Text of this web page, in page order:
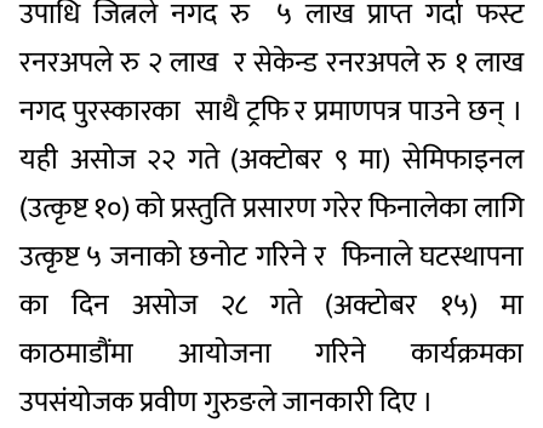
उपाधि जित्नले नगद रु ५ लाख प्राप्त गर्दा फस्ट
रनरअपले रु २ लाख र सेकेन्ड रनरअपले रु १ लाख
नगद पुरस्कारका साथै ट्रफि र प्रमाणपत्र पाउने छन् ।
यही असोज २२ गते (अक्टोबर ९ मा) सेमिफाइनल
(उत्कृष्ट १०) को प्रस्तुति प्रसारण गरेर फिनालेका लागि
उत्कृष्ट ५ जनाको छनोट गरिने र फिनाले घटस्थापना
का दिन असोज २८ गते (अक्टोबर १५) मा
काठमाडौंमा आयोजना गरिने कार्यक्रमका
उपसंयोजक प्रवीण गुरुङले जानकारी दिए ।